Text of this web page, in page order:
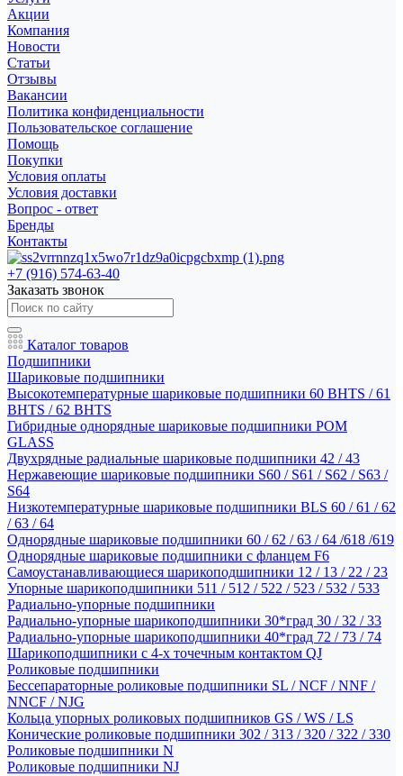
Акции
Компания
Новости
Статьи
Отзывы
Вакансии
Политика конфиденциальности
Пользовательское соглашение
Помощь
Покупки
Условия оплаты
Условия доставки
Вопрос - ответ
Бренды
Контакты
+7 (916) 574-63-40
Заказать звонок
Каталог товаров
Подшипники
Шариковые подшипники
Высокотемпературные шариковые подшипники 60 BHTS / 61
BHTS / 62 BHTS
Гибридные однорядные шариковые подшипники POM
GLASS
Двухрядные радиальные шариковые подшипники 42 / 43
Нержавеющие шариковые подшипники S60 / S61 / S62 / S63 /
S64
Низкотемпературные шариковые подшипники BLS 60 / 61 / 62
/ 63 / 64
Однорядные шариковые подшипники 60 / 62 / 63 / 64 /618 /619
Однорядные шариковые подшипники с фланцем F6
Самоустанавливающиеся шарикоподшипники 12 / 13 / 22 / 23
Упорные шарикоподшипники 511 / 512 / 522 / 523 / 532 / 533
Радиально-упорные подшипники
Радиально-упорные шарикоподшипники 30*град 30 / 32 / 33
Радиально-упорные шарикоподшипники 40*град 72 / 73 / 74
Шарикоподшипники с 4-х точечным контактом QJ
Роликовые подшипники
Бессепараторные роликовые подшипники SL / NCF / NNF /
NNCF / NJG
Кольца упорных роликовых подшипников GS / WS / LS
Конические роликовые подшипники 302 / 313 / 320 / 322 / 330
Роликовые подшипники N
Роликовые подшипники NJ